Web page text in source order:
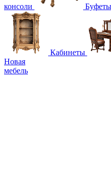
консоли Буфеты
Кабинеты
Новая
мебель